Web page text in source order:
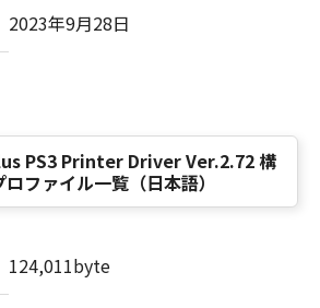
ユーザー”とは、米国政府の機
SOFTWARE is a "commercial
is defined at 48 C.F.R.
consisting of "commercial
and "commercial
48 C.F.R. 12.212 (Sept 1995).
C.F.R. 12.212 and 48 C.F.R.
2023年9月28日
PS3 Printer Driver Ver.2.72 構
ファイル一覧（日本語）
124,011byte